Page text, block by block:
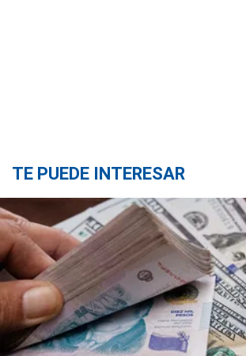
TE PUEDE INTERESAR